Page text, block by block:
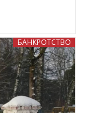
БАНКРОТСТВО